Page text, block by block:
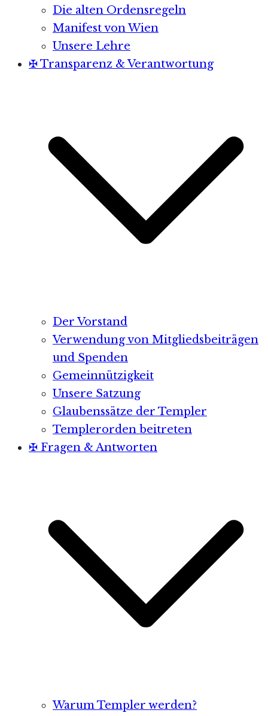
Die alten Ordensregeln
Manifest von Wien
Unsere Lehre
✠ Transparenz & Verantwortung
Der Vorstand
Verwendung von Mitgliedsbeiträgen
und Spenden
Gemeinnützigkeit
Unsere Satzung
Glaubenssätze der Templer
Templerorden beitreten
✠ Fragen & Antworten
Warum Templer werden?